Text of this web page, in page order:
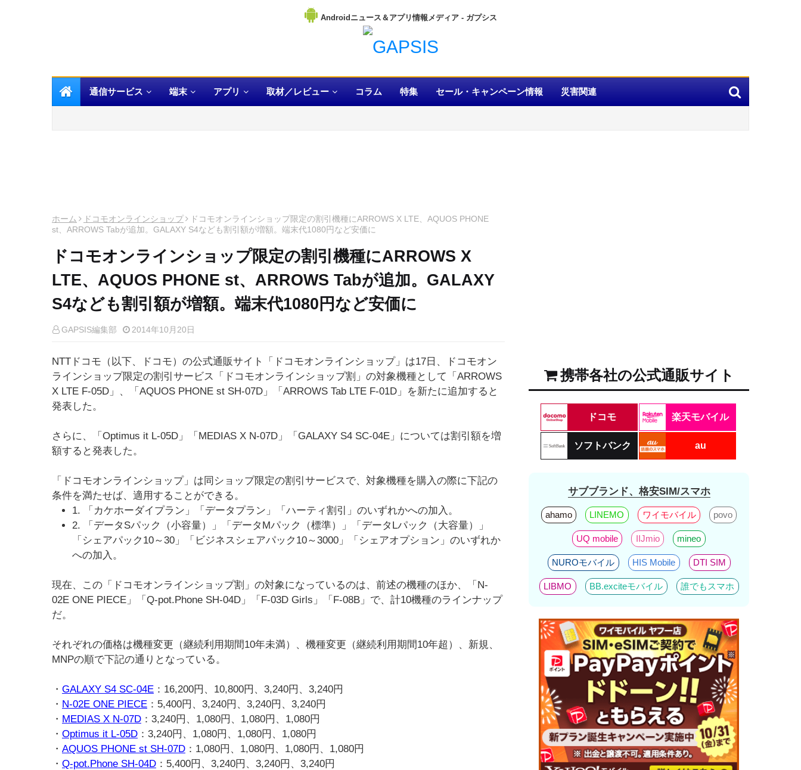
Androidニュース＆アプリ情報メディア
通信サービス 端末 アプリ 取材／レビュー コラム 特集 セール・キャンペーン情報 災害関連
ホーム ドコモオンラインショップ
ドコモオンラインショップ限定の割引機種にARROWS X LTE、AQUOS PHONE
st、ARROWS Tabが追加。GALAXY S4なども割引額が増額。端末代1080円など安価に
ドコモオンラインショップ限定の割引機種にARROWS X
LTE、AQUOS PHONE st、ARROWS Tabが追加。GALAXY
S4なども割引額が増額。端末代1080円など安価に
GAPSIS編集部 2014年10月20日
NTTドコモ（以下、ドコモ）の公式通販サイト「ドコモオンラインショップ」は17日、ドコモオン
ラインショップ限定の割引サービス「ドコモオンラインショップ割」の対象機種として「ARROWS
X LTE F-05D」、「AQUOS PHONE st SH-07D」「ARROWS Tab LTE F-01D」を新たに追加すると
発表した。
さらに、「Optimus it L-05D」「MEDIAS X N-07D」「GALAXY S4 SC-04E」については割引額を増
額すると発表した。
「ドコモオンラインショップ」は同ショップ限定の割引サービスで、対象機種を購入の際に下記の
条件を満たせば、適用することができる。
1. 「カケホーダイプラン」「データプラン」「ハーティ割引」のいずれかへの加入。
2. 「データSパック（小容量）」「データMパック（標準）」「データLパック（大容量）」
「シェアパック10～30」「ビジネスシェアパック10～3000」「シェアオプション」のいずれか
への加入。
現在、この「ドコモオンラインショップ割」の対象になっているのは、前述の機種のほか、「N-
02E ONE PIECE」「Q-pot.Phone SH-04D」「F-03D Girls」「F-08B」で、計10機種のラインナップ
だ。
それぞれの価格は機種変更（継続利用期間10年未満）、機種変更（継続利用期間10年超）、新規、
MNPの順で下記の通りとなっている。
・ GALAXY S4 SC-04E ：16,200円、10,800円、3,240円、3,240円
・ N-02E ONE PIECE ：5,400円、3,240円、3,240円、3,240円
・ MEDIAS X N-07D ：3,240円、1,080円、1,080円、1,080円
・ Optimus it L-05D ：3,240円、1,080円、1,080円、1,080円
・ AQUOS PHONE st SH-07D ：1,080円、1,080円、1,080円、1,080円
・ Q-pot.Phone SH-04D ：5,400円、3,240円、3,240円、3,240円
携帯各社の公式通販サイト
ドコモ 楽天モバイル
ソフトバンク au
サブブランド、格安SIM/スマホ
ahamo LINEMO ワイモバイル povo
UQ mobile IIJmio mineo
NUROモバイル HIS Mobile DTI SIM
LIBMO BB.exciteモバイル 誰でもスマホ